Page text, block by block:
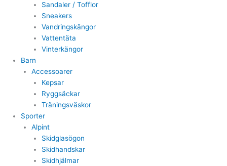
Sandaler / Tofflor
Sneakers
Vandringskängor
Vattentäta
Vinterkängor
Barn
Accessoarer
Kepsar
Ryggsäckar
Träningsväskor
Sporter
Alpint
Skidglasögon
Skidhandskar
Skidhjälmar